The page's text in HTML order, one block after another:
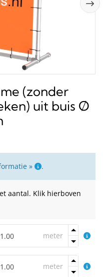
(zonder
uit buis Ø
» .
aantal. Klik hierboven
meter
meter